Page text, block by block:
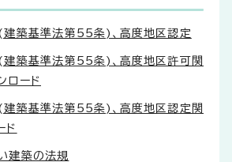
築基準法第55条)、高度地区認定
築基準法第55条)、高度地区許可関
ロード
築基準法第55条)、高度地区認定関
ド
建築の法規